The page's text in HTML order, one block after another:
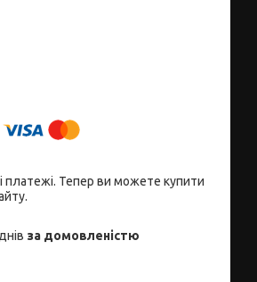
платежі. Тепер ви можете купити
за домовленістю